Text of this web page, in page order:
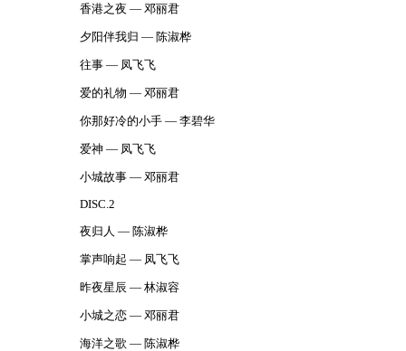
香港之夜 — 邓丽君
夕阳伴我归 — 陈淑桦
往事 — 凤飞飞
爱的礼物 — 邓丽君
你那好冷的小手 — 李碧华
爱神 — 凤飞飞
小城故事 — 邓丽君
DISC.2
夜归人 — 陈淑桦
掌声响起 — 凤飞飞
昨夜星辰 — 林淑容
小城之恋 — 邓丽君
海洋之歌 — 陈淑桦